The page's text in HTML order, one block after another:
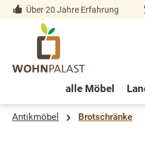
Zur
Über 20 Jahre Erfahrung
alle Möbel
Antikmöbel Brotschränke